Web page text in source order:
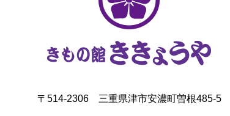
〒514-2306 三重県津市安濃町曽根485-5